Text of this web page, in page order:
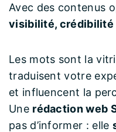
Avec des contenus
visibilité, crédibilité
Les mots sont la
traduisent votre
et influencent la
Une rédaction web
pas d’informer : elle